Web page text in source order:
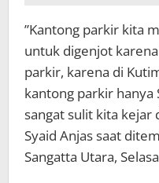
”Kantong parkir kita
untuk digenjot
parkir, karena di
kantong parkir hanya
sangat sulit kita kejar
Syaid Anjas saat
Sangatta Utara,